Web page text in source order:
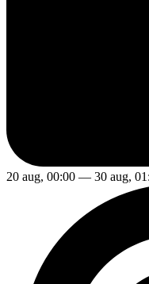
20 aug, 00:00 — 30 aug,